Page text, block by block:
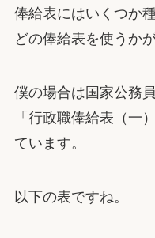
俸給表にはいくつか
どの俸給表を使うか
僕の場合は国家公務
「行政職俸給表（一
ています。
以下の表ですね。